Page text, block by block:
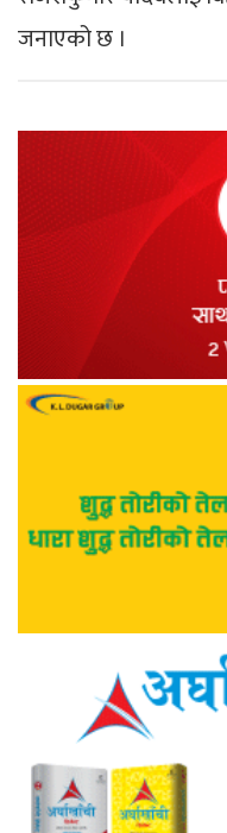
जनाएको छ ।